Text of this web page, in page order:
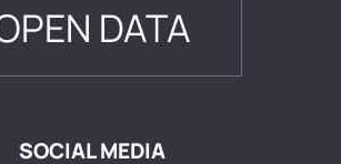
DATA
SOCIAL MEDIA